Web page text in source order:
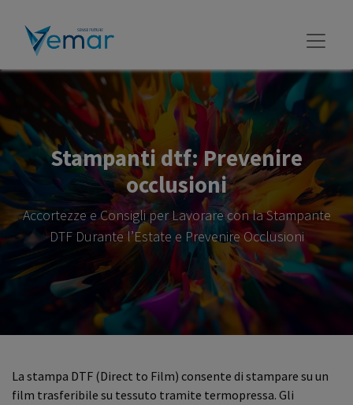
Stampanti dtf: Prevenire
occlusioni
Accortezze e Consigli per Lavorare con la Stampante
DTF Durante l’Estate e Prevenire Occlusioni
La stampa DTF (Direct to Film) consente di stampare su un
film trasferibile su tessuto tramite termopressa. Gli